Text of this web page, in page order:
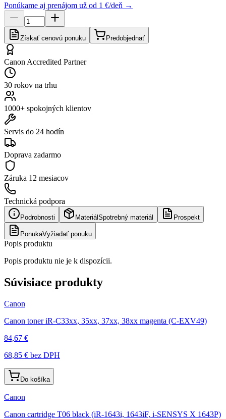
Ponúkame aj prenájom už od 1 €/deň →
Získať cenovú ponuku Predobjednať
Canon Accredited Partner
30 rokov na trhu
1000+ spokojných klientov
Servis do 24 hodín
Doprava zadarmo
Záruka 12 mesiacov
Technická podpora
Podrobnosti Materiál Spotrebný materiál Prospekt
PonukaVyžiadať ponuku
Popis produktu
Popis produktu nie je k dispozícii.
Súvisiace produkty
Canon
Canon toner iR-C33xx, 35xx, 37xx, 38xx magenta (C-EXV49)
84,67 €
68,85 € bez DPH
Do košíka
Canon
Canon cartridge T06 black (iR-1643i, 1643iF, i-SENSYS X 1643P)